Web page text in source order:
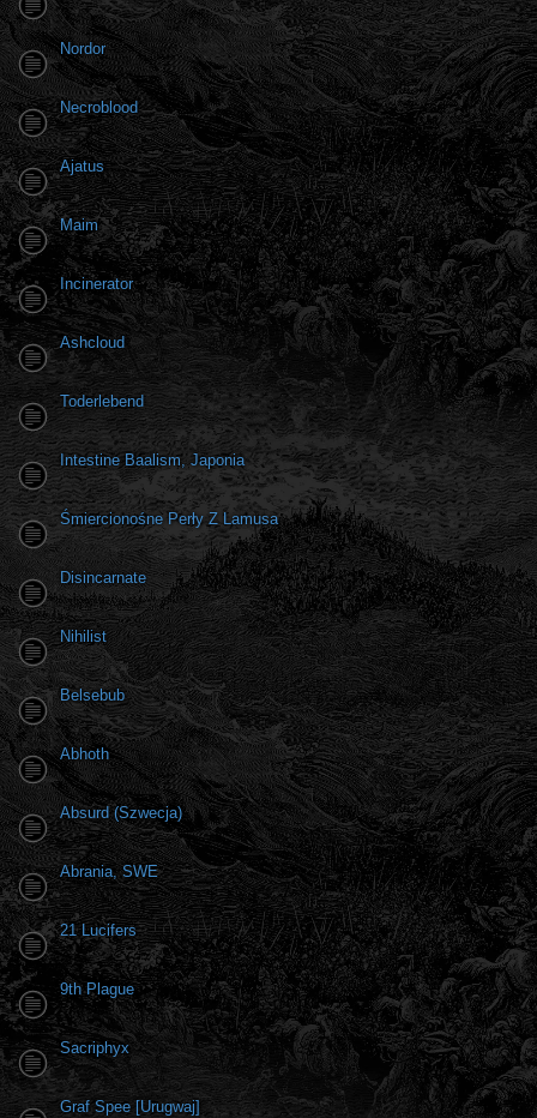
Nordor
Necroblood
Ajatus
Maim
Incinerator
Ashcloud
Toderlebend
Intestine Baalism, Japonia
Śmiercionośne Perły Z Lamusa
Disincarnate
Nihilist
Belsebub
Abhoth
Absurd (Szwecja)
Abrania, SWE
21 Lucifers
9th Plague
Sacriphyx
Graf Spee [Urugwaj]